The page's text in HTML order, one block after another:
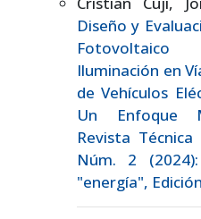
Diseño y
Iluminación en
de Vehículos
Un Enfoque
Revista
Núm. 2
"energía",